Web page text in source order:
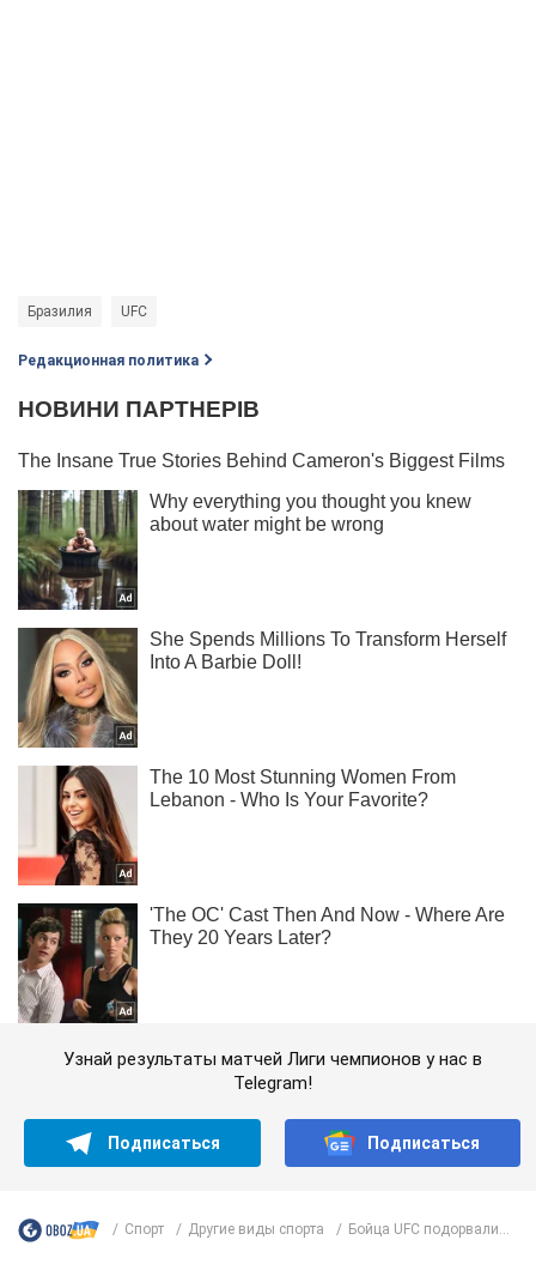
Бразилия UFC
Редакционная политика
Узнай результаты матчей Лиги чемпионов у нас в
Telegram!
Подписаться Подписаться
Спорт Другие виды спорта Бойца UFC подорвали...